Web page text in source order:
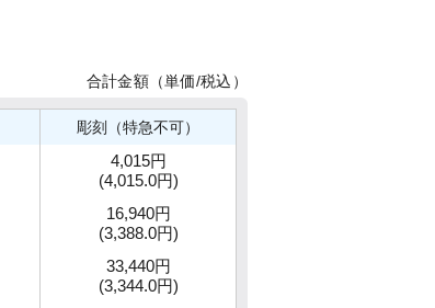
合計金額（単価/税込）
彫刻（特急不可）
4,015円
(4,015.0円)
16,940円
(3,388.0円)
33,440円
(3,344.0円)